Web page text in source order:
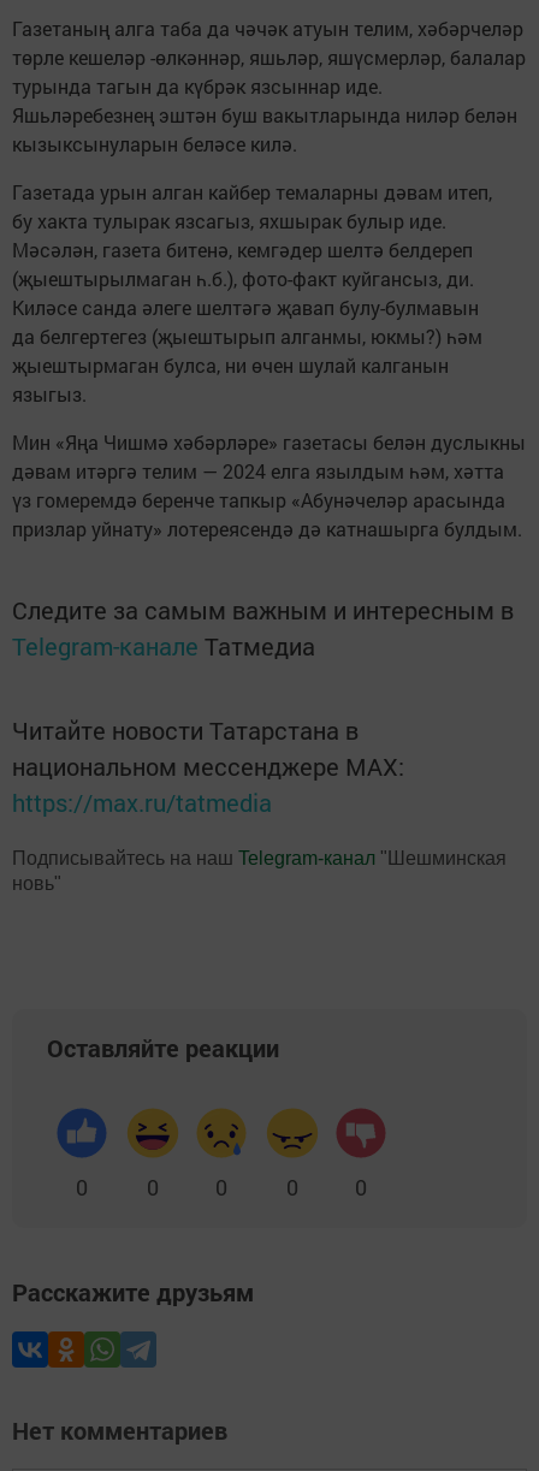
Газетаның алга таба да чәчәк атуын телим, хәбәрчеләр
төрле кешеләр -өлкәннәр, яшьләр, яшүсмерләр, балалар
турында тагын да күбрәк язсыннар иде.
Яшьләребезнең эштән буш вакытларында ниләр белән
кызыксынуларын беләсе килә.
Газетада урын алган кайбер темаларны дәвам итеп,
бу хакта тулырак язсагыз, яхшырак булыр иде.
Мәсәлән, газета битенә, кемгәдер шелтә белдереп
(җыештырылмаган һ.б.), фото-факт куйгансыз, ди.
Киләсе санда әлеге шелтәгә җавап булу-булмавын
да белгертегез (җыештырып алганмы, юкмы?) һәм
җыештырмаган булса, ни өчен шулай калганын
языгыз.
Мин «Яңа Чишмә хәбәрләре» газетасы белән дуслыкны
дәвам итәргә телим — 2024 елга язылдым һәм, хәтта
үз гомеремдә беренче тапкыр «Абунәчеләр арасында
призлар уйнату» лотереясендә дә катнашырга булдым.
Следите за самым важным и интересным в
Telegram-канале Татмедиа
Читайте новости Татарстана в
национальном мессенджере MАХ:
https://max.ru/tatmedia
Подписывайтесь на наш Telegram-канал "Шешминская
новь"
Оставляйте реакции
0 0 0 0 0
Расскажите друзьям
Нет комментариев